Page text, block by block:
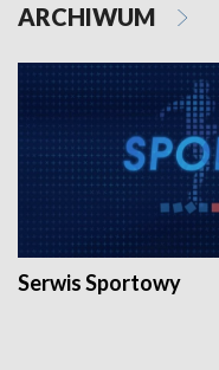
ARCHIWUM
Serwis Sportowy